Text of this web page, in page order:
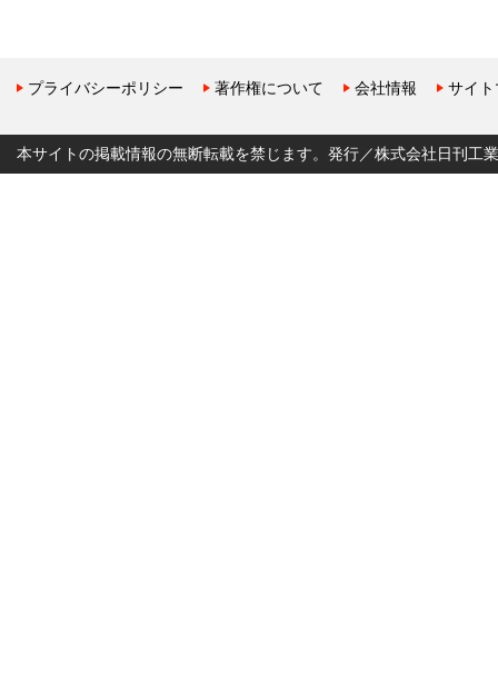
プライバシーポリシー 著作権について 会社情報 サイ
本サイトの掲載情報の無断転載を禁じます。発行／株式会社日刊